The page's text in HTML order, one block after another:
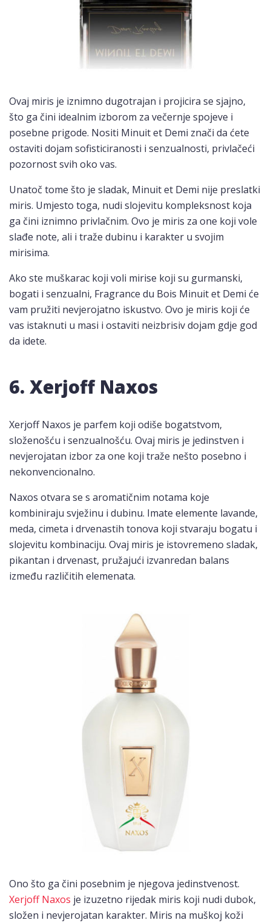
Ovaj miris je iznimno dugotrajan i projicira se sjajno,
što ga čini idealnim izborom za večernje spojeve i
posebne prigode. Nositi Minuit et Demi znači da ćete
ostaviti dojam sofisticiranosti i senzualnosti, privlačeći
pozornost svih oko vas.
Unatoč tome što je sladak, Minuit et Demi nije preslatki
miris. Umjesto toga, nudi slojevitu kompleksnost koja
ga čini iznimno privlačnim. Ovo je miris za one koji vole
slađe note, ali i traže dubinu i karakter u svojim
mirisima.
Ako ste muškarac koji voli mirise koji su gurmanski,
bogati i senzualni, Fragrance du Bois Minuit et Demi će
vam pružiti nevjerojatno iskustvo. Ovo je miris koji će
vas istaknuti u masi i ostaviti neizbrisiv dojam gdje god
da idete.
6. Xerjoff Naxos
Xerjoff Naxos je parfem koji odiše bogatstvom,
složenošću i senzualnošću. Ovaj miris je jedinstven i
nevjerojatan izbor za one koji traže nešto posebno i
nekonvencionalno.
Naxos otvara se s aromatičnim notama koje
kombiniraju svježinu i dubinu. Imate elemente lavande,
meda, cimeta i drvenastih tonova koji stvaraju bogatu i
slojevitu kombinaciju. Ovaj miris je istovremeno sladak,
pikantan i drvenast, pružajući izvanredan balans
između različitih elemenata.
Ono što ga čini posebnim je njegova jedinstvenost.
Xerjoff Naxos je izuzetno rijedak miris koji nudi dubok,
složen i nevjerojatan karakter. Miris na muškoj koži